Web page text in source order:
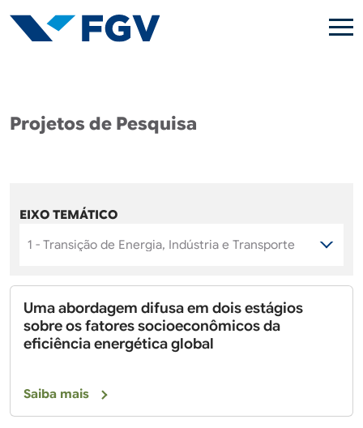
Projetos de Pesquisa
EIXO TEMÁTICO
Uma abordagem difusa em dois estágios
sobre os fatores socioeconômicos da
eficiência energética global
Saiba mais